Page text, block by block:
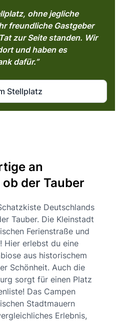
ohne jegliche
freundliche Gastgeber
zur Seite standen. Wir
und haben es
dafür.”
Stellplatz
an
der Tauber
Deutschlands
Tauber. Die Kleinstadt
Ferienstraße und
Hier erlebst du eine
aus historischem
Schönheit. Auch die
sorgt für einen Platz
Das Campen
Stadtmauern
Erlebnis,